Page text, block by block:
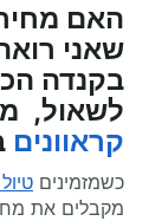
האם
שאני
בקנדה
לשאול,
קראוונים
כשמזמינים
מקבלים את